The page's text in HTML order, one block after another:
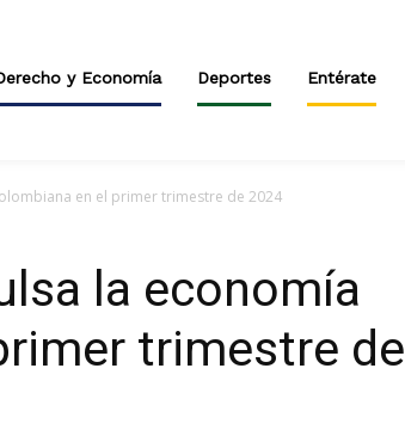
y Economía Deportes Entérate
en el primer trimestre de 2024
la economía
trimestre de